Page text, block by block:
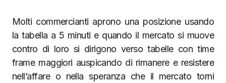
Molti commercianti aprono una posizione usando
la tabella a 5 minuti e quando il mercato si muove
contro di loro si dirigono verso tabelle con time
frame maggiori auspicando di rimanere e resistere
nell’affare o nella speranza che il mercato torni